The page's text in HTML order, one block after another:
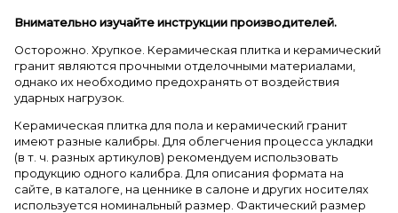
Внимательно изучайте инструкции производителей.
Осторожно. Хрупкое. Керамическая плитка и керамический
гранит являются прочными отделочными материалами,
однако их необходимо предохранять от воздействия
ударных нагрузок.
Керамическая плитка для пола и керамический гранит
имеют разные калибры. Для облегчения процесса укладки
(в т. ч. разных артикулов) рекомендуем использовать
продукцию одного калибра. Для описания формата на
сайте, в каталоге, на ценнике в салоне и других носителях
используется номинальный размер. Фактический размер